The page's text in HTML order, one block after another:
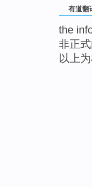
有道翻
the
非正
以上